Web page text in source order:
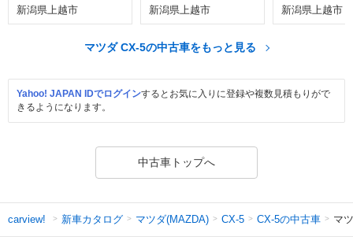
新潟県上越市 新潟県上越市 新潟県上越市
マツダ CX-5の中古車をもっと見る
Yahoo! JAPAN IDでログインするとお気に入りに登録や複数見積もりがで
きるようになります。
中古車トップへ
carview! 新車カタログ マツダ(MAZDA) CX-5 CX-5の中古車 マ